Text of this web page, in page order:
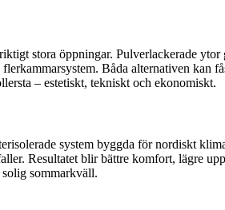
stora öppningar. Pulverlackerade
Båda alternativen kan
– estetiskt, tekniskt och ekonomiskt.
system byggda för nordiskt
Resultatet blir bättre komfort, lägre
sommarkväll.